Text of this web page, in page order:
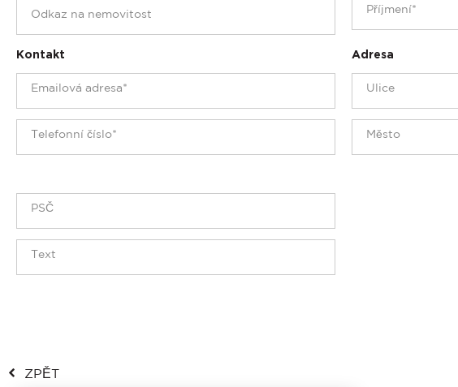
Kontakt Adresa
ZPĚT